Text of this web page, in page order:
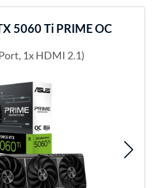
5060 Ti PRIME OC
1x HDMI 2.1)